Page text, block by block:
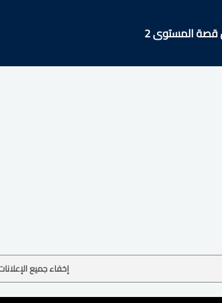
قصة المستوى 2
إخفاء جميع